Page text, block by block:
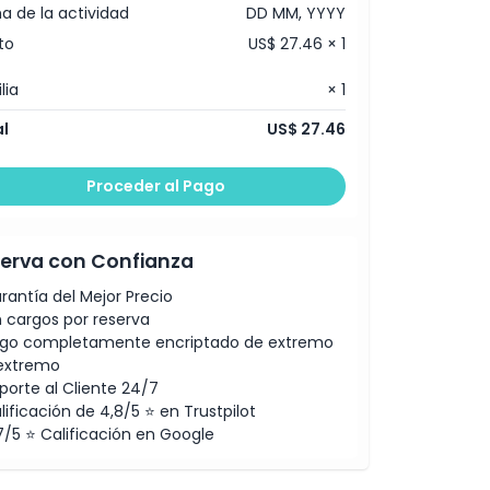
de la actividad
DD MM, YYYY
US$ 27.46 × 1
× 1
US$ 27.46
Proceder al Pago
con Confianza
del Mejor Precio
cargos por reserva
completamente encriptado de extremo
al Cliente 24/7
de 4,8/5 ⭐ en Trustpilot
5 ⭐ Calificación en Google